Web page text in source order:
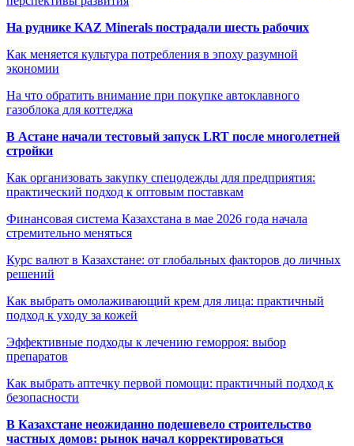
На руднике KAZ Minerals пострадали шесть рабочих
Как меняется культура потребления в эпоху разумной
экономии
На что обратить внимание при покупке автоклавного
газоблока для коттеджа
В Астане начали тестовый запуск LRT после многолетней
стройки
Как организовать закупку спецодежды для предприятия:
практический подход к оптовым поставкам
Финансовая система Казахстана в мае 2026 года начала
стремительно меняться
Курс валют в Казахстане: от глобальных факторов до личных
решений
Как выбрать омолаживающий крем для лица: практичный
подход к уходу за кожей
Эффективные подходы к лечению геморроя: выбор
препаратов
Как выбрать аптечку первой помощи: практичный подход к
безопасности
В Казахстане неожиданно подешевело строительство
частных домов: рынок начал корректироваться